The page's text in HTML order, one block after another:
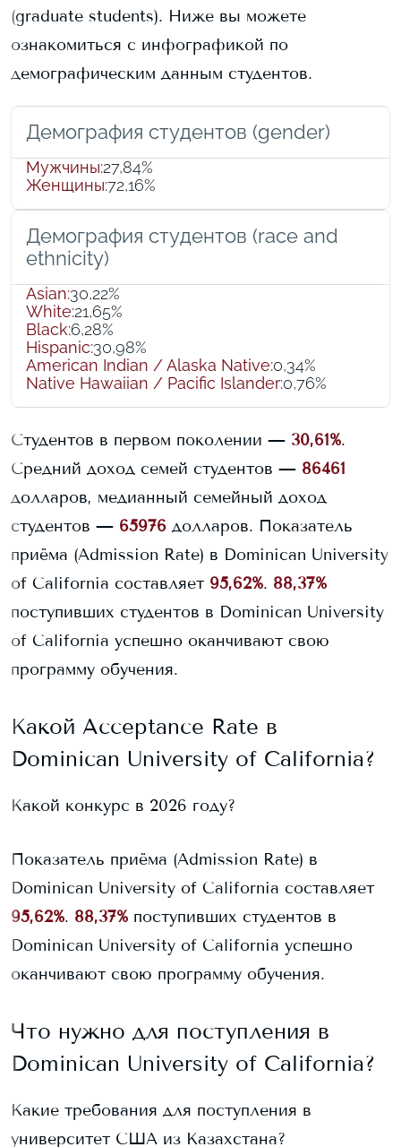
(graduate students). Ниже вы можете
ознакомиться с инфографикой по
демографическим данным студентов.
Демография студентов (gender)
Мужчины:27,84%
Женщины:72,16%
Демография студентов (race and
ethnicity)
Asian:30,22%
White:21,65%
Black:6,28%
Hispanic:30,98%
American Indian / Alaska Native:0,34%
Native Hawaiian / Pacific Islander:0,76%
Студентов в первом поколении — 30,61%.
Средний доход семей студентов — 86461
долларов, медианный семейный доход
студентов — 65976 долларов. Показатель
приёма (Admission Rate) в Dominican University
of California составляет 95,62%. 88,37%
поступивших студентов в Dominican University
of California успешно оканчивают свою
программу обучения.
Какой Acceptance Rate в
Dominican University of California?
Какой конкурс в 2026 году?
Показатель приёма (Admission Rate) в
Dominican University of California составляет
95,62%. 88,37% поступивших студентов в
Dominican University of California успешно
оканчивают свою программу обучения.
Что нужно для поступления в
Dominican University of California?
Какие требования для поступления в
университет США из Казахстана?